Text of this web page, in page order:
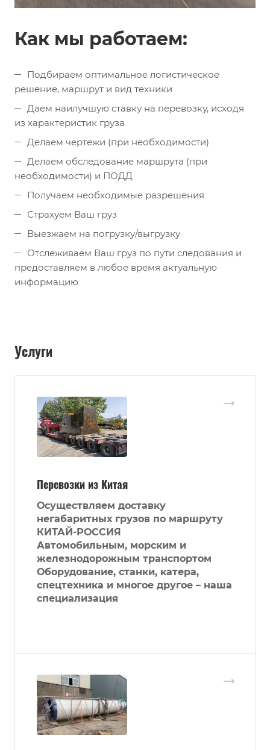
Как мы работаем:
Подбираем оптимальное логистическое
решение, маршрут и вид техники
Даем наилучшую ставку на перевозку, исходя
из характеристик груза
Делаем чертежи (при необходимости)
Делаем обследование маршрута (при
необходимости) и ПОДД
Получаем необходимые разрешения
Страхуем Ваш груз
Выезжаем на погрузку/выгрузку
Отслеживаем Ваш груз по пути следования и
предоставляем в любое время актуальную
информацию
Услуги
Перевозки из Китая
Осуществляем доставку
негабаритных грузов по маршруту
КИТАЙ-РОССИЯ
Автомобильным, морским и
железнодорожным транспортом
Оборудование, станки, катера,
спецтехника и многое другое – наша
специализация